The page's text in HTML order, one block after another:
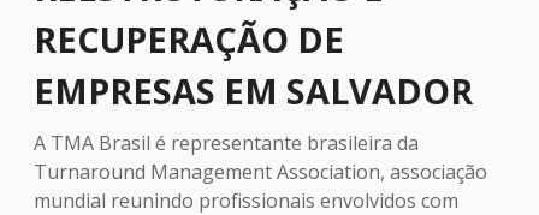
RECUPERAÇÃO DE
EMPRESAS EM SALVADOR
A TMA Brasil é representante brasileira da
Turnaround Management Association, associação
mundial reunindo profissionais envolvidos com